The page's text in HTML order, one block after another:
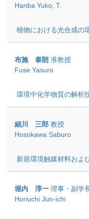
Hanba Yuko, T.
植物における光合成の
布施 泰朗 准教授
Fuse Yasuro
環境中化学物質の解析
細川 三郎 教授
Hosokawa Saburo
新規環境触媒材料およ
堀内 淳一 理事・副学
Horiuchi Jun-ichi